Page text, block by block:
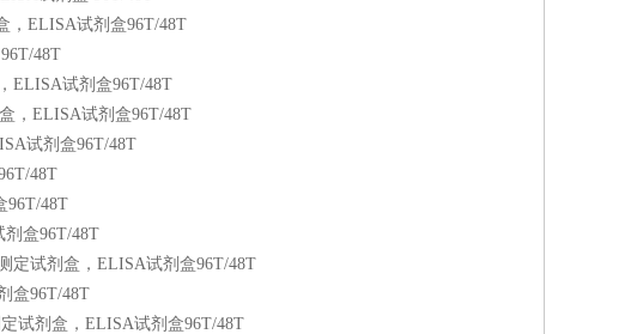
，ELISA试剂盒96T/48T
48T
ELISA试剂盒96T/48T
，ELISA试剂盒96T/48T
试剂盒96T/48T
48T
96T/48T
剂盒96T/48T
定试剂盒，ELISA试剂盒96T/48T
盒96T/48T
试剂盒，ELISA试剂盒96T/48T